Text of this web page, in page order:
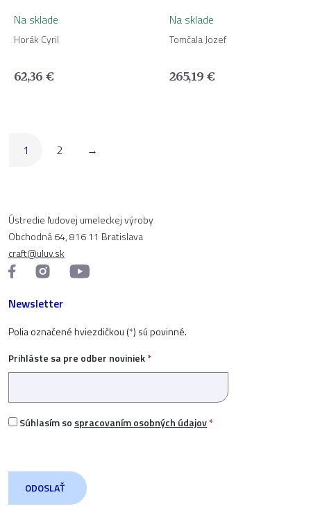
Na sklade
Horák Cyril
62,36 €
Na sklade
Tomčala Jozef
265,19 €
1 2 →
Ústredie ľudovej umeleckej výroby
Obchodná 64, 816 11 Bratislava
craft@uluv.sk
Newsletter
Polia označené hviezdičkou (*) sú povinné.
Prihláste sa pre odber noviniek*
Súhlasím so spracovaním osobných údajov*